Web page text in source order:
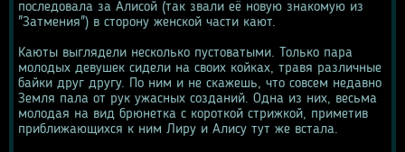
последовала за Алисой (так звали её новую знакомую из
"Затмения") в сторону женской части кают.
Каюты выглядели несколько пустоватыми. Только пара
молодых девушек сидели на своих койках, травя различные
байки друг другу. По ним и не скажешь, что совсем недавно
Земля пала от рук ужасных созданий. Одна из них, весьма
молодая на вид брюнетка с короткой стрижкой, приметив
приближающихся к ним Лиру и Алису тут же встала.